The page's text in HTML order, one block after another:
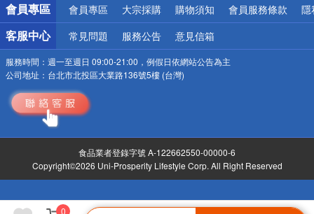
0
會員專區 會員專區 大宗採購 購物須知 會員服務條款 隱
客服中心 常見問題 服務公告 意見信箱
服務時間： 週一至週日 09:00-21:00，例假日依網站公告為主
公司地址： 台北市北投區大業路136號5樓 (台灣)
食品業者登錄字號 A-122662550-00000-6
Copyright©2026 Uni-Prosperity Lifestyle Corp. All Right Reserved